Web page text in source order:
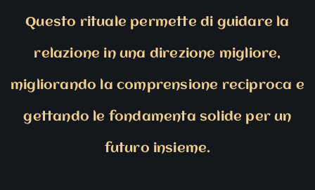
Questo rituale permette di guidare la
relazione in una direzione migliore,
migliorando la comprensione reciproca e
gettando le fondamenta solide per un
futuro insieme.